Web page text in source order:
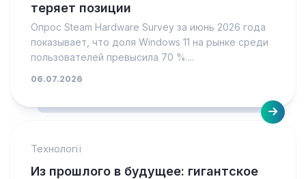
теряет позиции
Опрос Steam Hardware Survey за июнь 2026 года
показывает, что доля Windows 11 на рынке среди
пользователей превысила 70 %....
06.07.2026
Технології
Из прошлого в будущее: гигантское